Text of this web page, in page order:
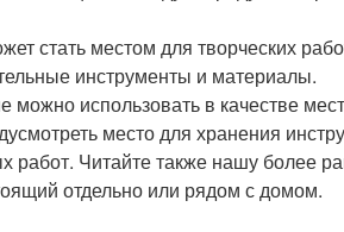
стать местом для творческих
инструменты и материалы.
использовать в качестве
место для хранения
работ. Читайте также нашу более
отдельно или рядом с домом.